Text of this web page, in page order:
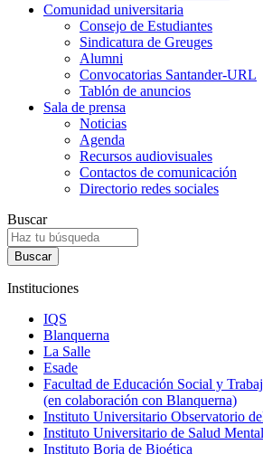
Comunidad universitaria
Consejo de Estudiantes
Sindicatura de Greuges
Alumni
Convocatorias Santander-URL
Tablón de anuncios
Sala de prensa
Noticias
Agenda
Recursos audiovisuales
Contactos de comunicación
Directorio redes sociales
Buscar
Instituciones
IQS
Blanquerna
La Salle
Esade
Facultad de Educación Social y
(en colaboración con Blanquerna)
Instituto Universitario Observatorio
Instituto Universitario de Salud
Instituto Borja de Bioética